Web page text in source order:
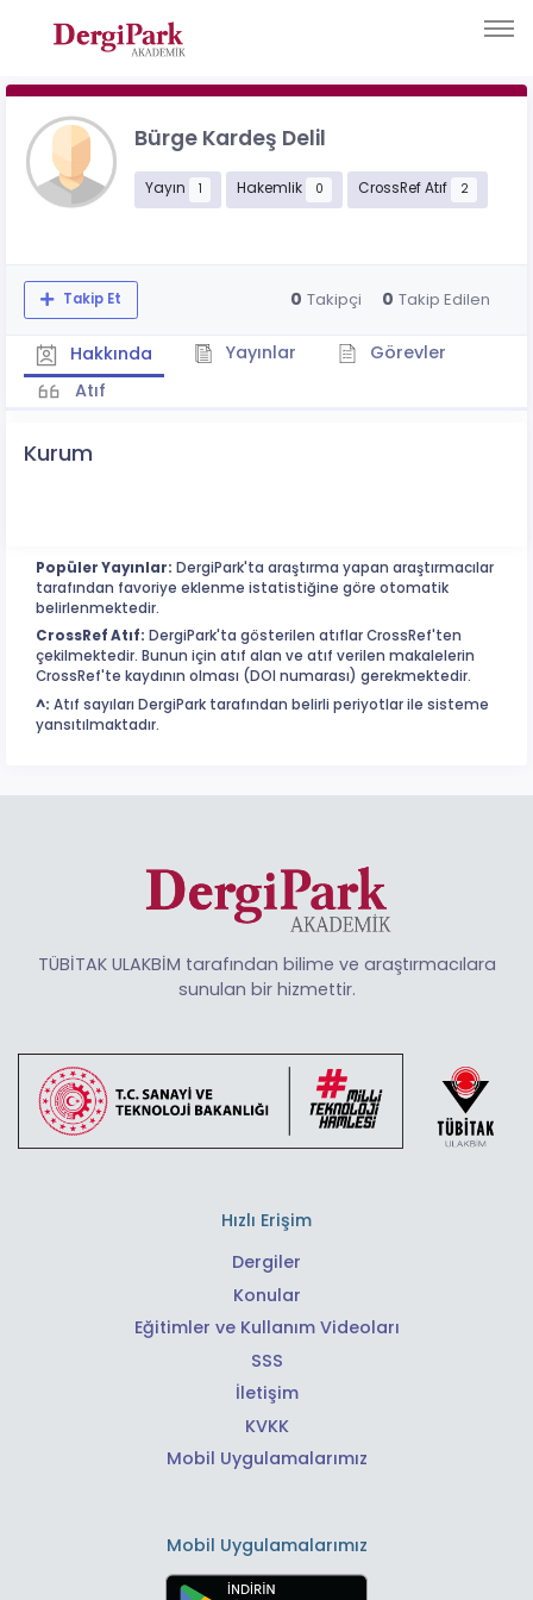
Bürge Kardeş Delil
Yayın 1 Hakemlik 0 CrossRef Atıf 2
Takip Et 0 Takipçi 0 Takip Edilen
Hakkında Yayınlar
Görevler
Atıf
Kurum
Popüler Yayınlar: DergiPark'ta araştırma yapan araştırmacılar
tarafından favoriye eklenme istatistiğine göre otomatik
belirlenmektedir.
CrossRef Atıf: DergiPark'ta gösterilen atıflar CrossRef'ten
çekilmektedir. Bunun için atıf alan ve atıf verilen makalelerin
CrossRef'te kaydının olması (DOI numarası) gerekmektedir.
^: Atıf sayıları DergiPark tarafından belirli periyotlar ile sisteme
yansıtılmaktadır.
TÜBİTAK ULAKBİM tarafından bilime ve araştırmacılara
sunulan bir hizmettir.
Hızlı Erişim
Dergiler
Konular
Eğitimler ve Kullanım Videoları
SSS
İletişim
KVKK
Mobil Uygulamalarımız
Mobil Uygulamalarımız